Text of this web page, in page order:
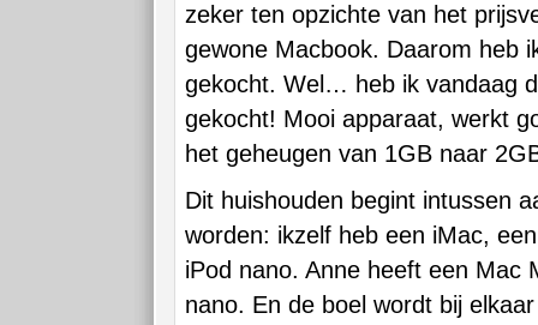
zeker ten opzichte van het
gewone Macbook. Daarom heb
gekocht. Wel… heb ik vandaag
gekocht! Mooi apparaat, werkt
het geheugen van 1GB naar
Dit huishouden begint intussen
worden: ikzelf heb een iMac,
iPod nano. Anne heeft een Mac
nano. En de boel wordt bij